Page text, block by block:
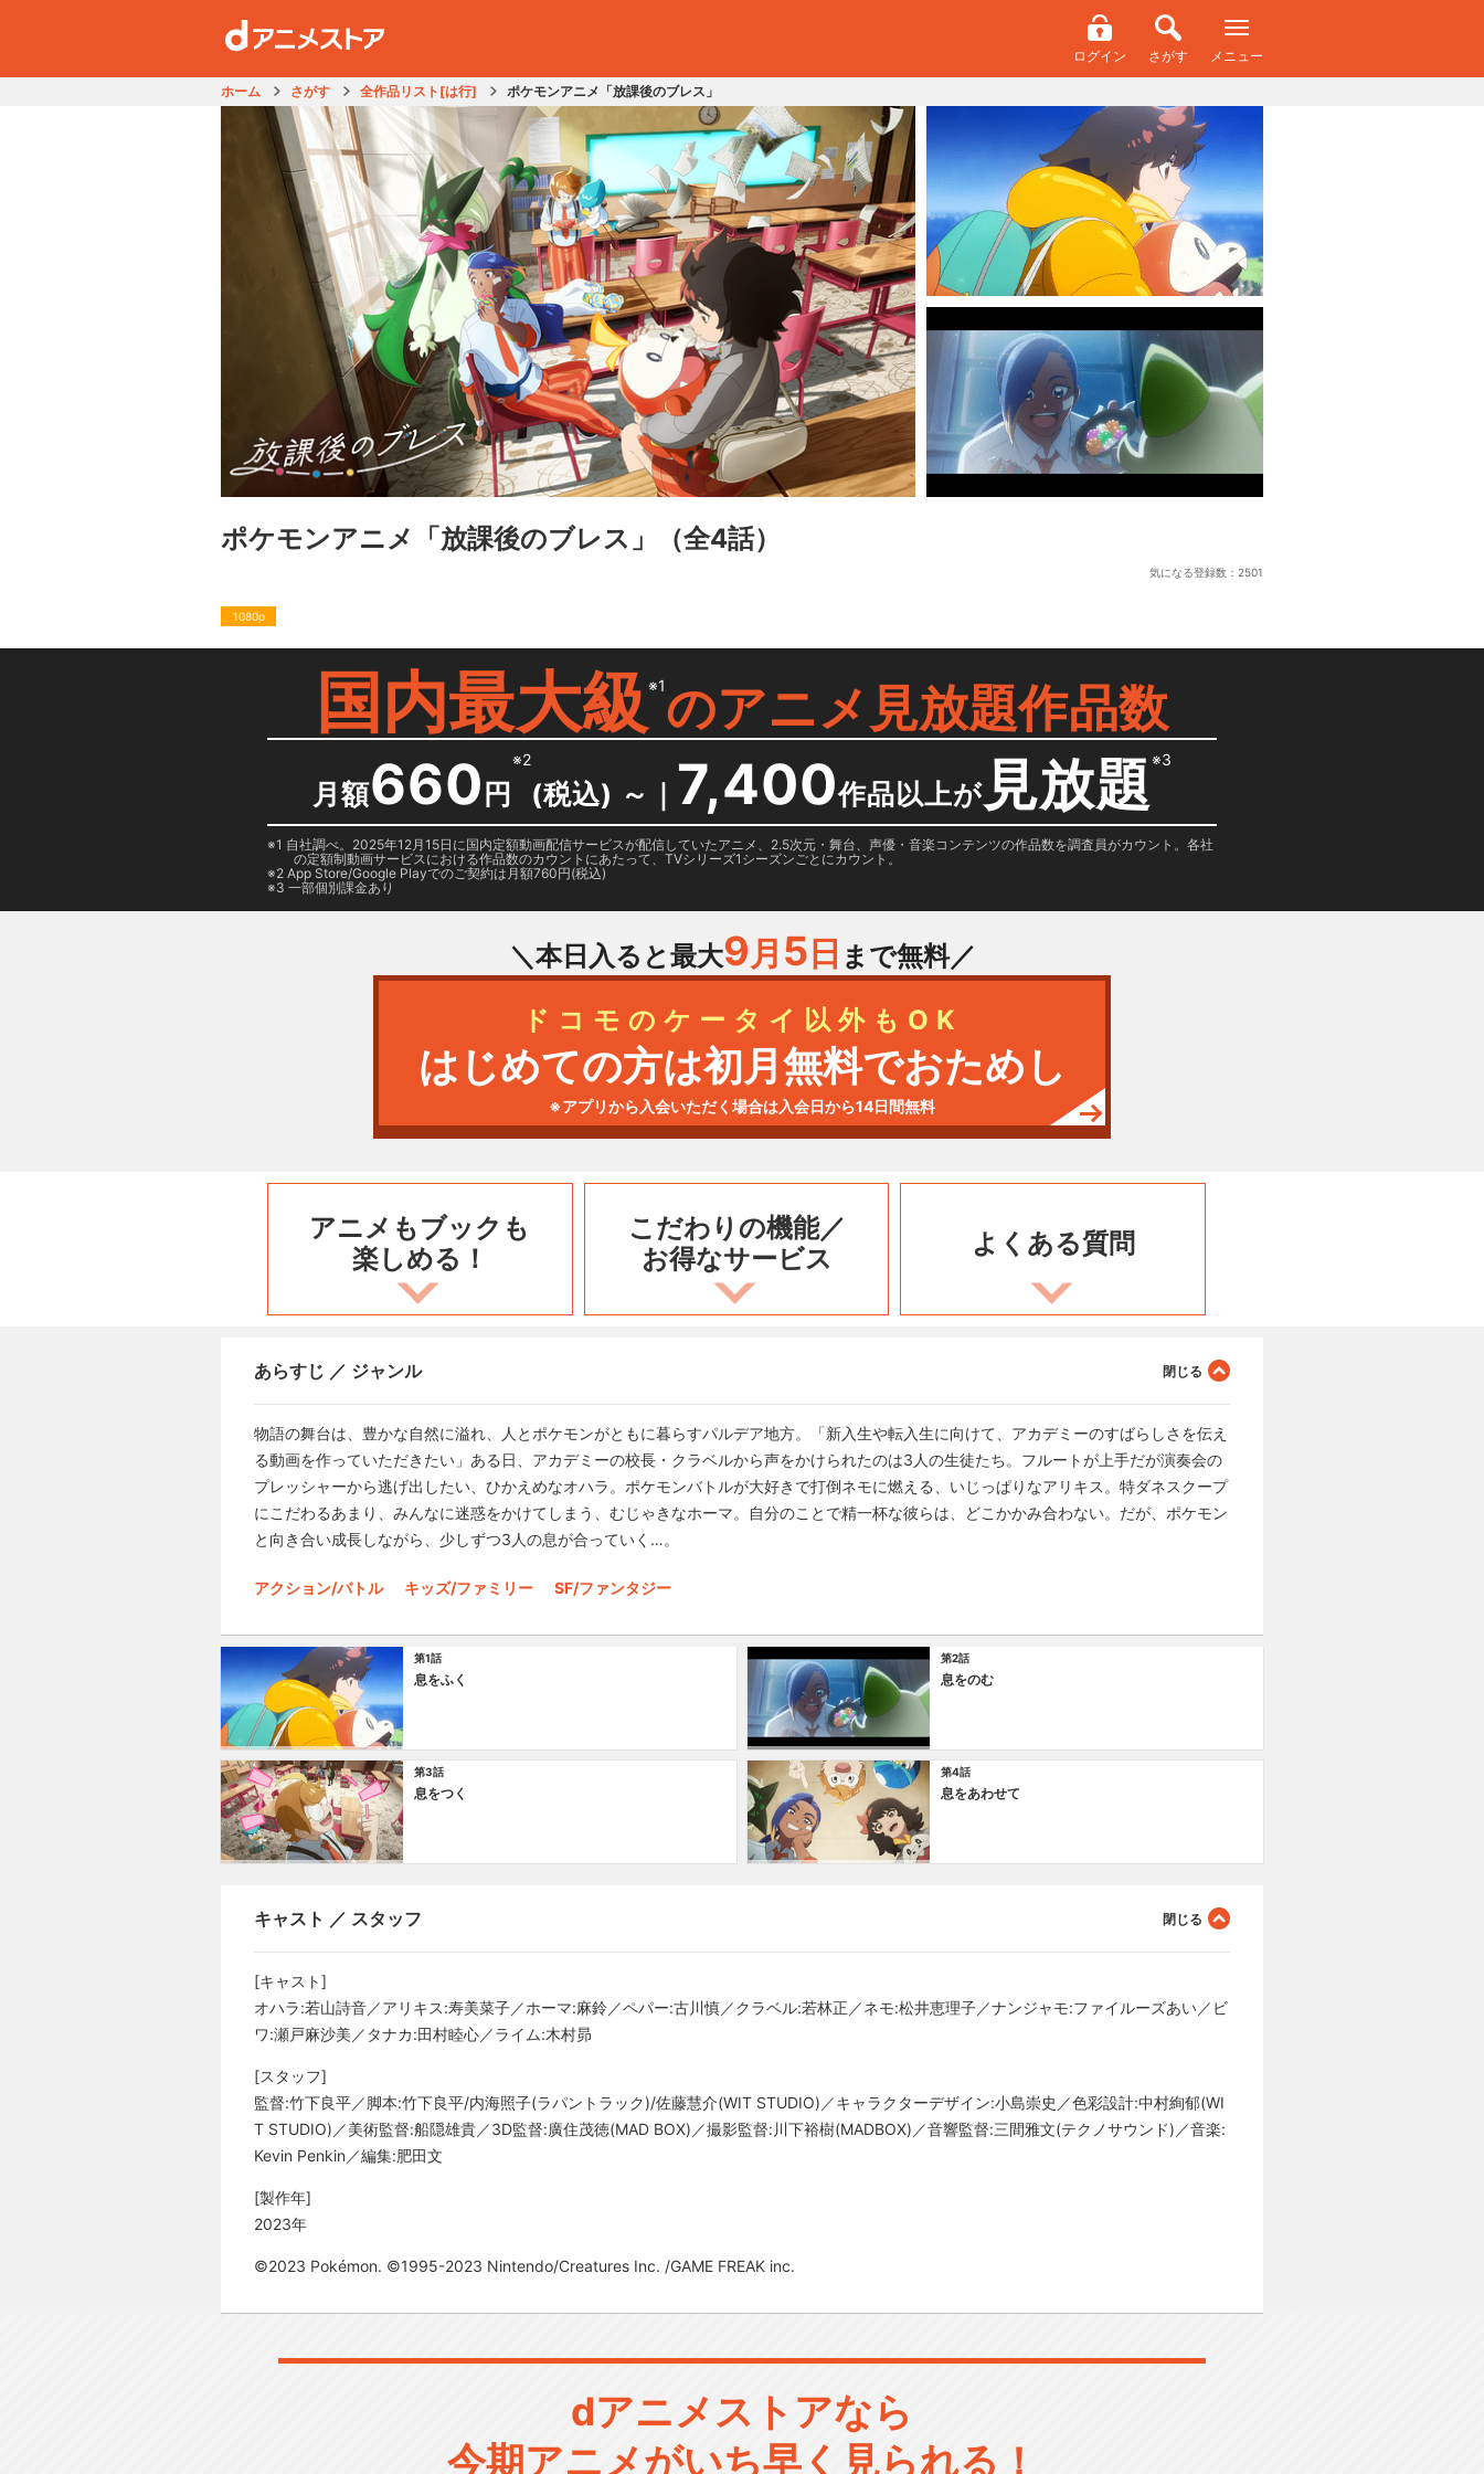
ログイン さがす メニュー
ホーム さがす 全作品リスト[は行] ポケモンアニメ「放課後のブレス」
ポケモンアニメ「放課後のブレス」 （全4話）
気になる登録数： 2501
1080p
国内最大級 ※1のアニメ見放題作品数
月額660 円
※2
(税込) ～ ｜ 7,400作品以上が 見放題※3
1 自社調べ。2025年12月15日に国内定額動画配信サービスが配信していたアニメ、2.5次元・舞台、声優・音楽コンテンツの作品数を調査員がカウント。各社
の定額制動画サービスにおける作品数のカウントにあたって、TVシリーズ1シーズンごとにカウント。
2 App Store/Google Playでのご契約は月額760円(税込)
3 一部個別課金あり
＼本日入ると最大9月 5 日 まで無料／
ドコモのケータイ以外もOK
はじめての方は初月無料でおためし
※アプリから入会いただく場合は入会日から14日間無料
アニメもブックも
楽しめる！
こだわりの機能／
お得なサービス
よくある質問
あらすじ ／ ジャンル
物語の舞台は、豊かな自然に溢れ、人とポケモンがともに暮らすパルデア地方。「新入生や転入生に向けて、アカデミーのすばらしさを伝え
る動画を作っていただきたい」ある日、アカデミーの校長・クラベルから声をかけられたのは3人の生徒たち。フルートが上手だが演奏会の
プレッシャーから逃げ出したい、ひかえめなオハラ。ポケモンバトルが大好きで打倒ネモに燃える、いじっぱりなアリキス。特ダネスクープ
にこだわるあまり、みんなに迷惑をかけてしまう、むじゃきなホーマ。自分のことで精一杯な彼らは、どこかかみ合わない。だが、ポケモン
と向き合い成長しながら、少しずつ3人の息が合っていく…。
アクション/バトル キッズ/ファミリー SF/ファンタジー
第1話
息をふく
第2話
息をのむ
第3話
息をつく
第4話
息をあわせて
キャスト ／ スタッフ
[キャスト]
オハラ:若山詩音／アリキス:寿美菜子／ホーマ:麻鈴／ペパー:古川慎／クラベル:若林正／ネモ:松井恵理子／ナンジャモ:ファイルーズあい／ビ
ワ:瀬戸麻沙美／タナカ:田村睦心／ライム:木村昴
[スタッフ]
監督:竹下良平／脚本:竹下良平/内海照子(ラパントラック)/佐藤慧介(WIT STUDIO)／キャラクターデザイン:小島崇史／色彩設計:中村絢郁(WI
T STUDIO)／美術監督:船隠雄貴／3D監督:廣住茂徳(MAD BOX)／撮影監督:川下裕樹(MADBOX)／音響監督:三間雅文​(テクノサウンド)／音楽:
Kevin Penkin／編集:肥田文
[製作年]
2023年
©2023 Pokémon. ©1995-2023 Nintendo/Creatures Inc. /GAME FREAK inc.
dアニメストアなら
今期アニメがいち早く見られる！